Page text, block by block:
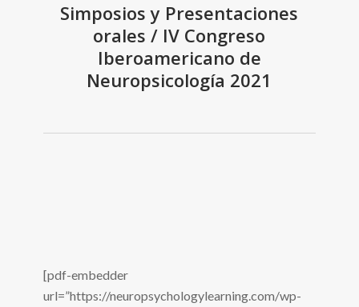
Simposios y Presentaciones
orales / IV Congreso
Iberoamericano de
Neuropsicología 2021
[pdf-embedder
url=”https://neuropsychologylearning.com/wp-